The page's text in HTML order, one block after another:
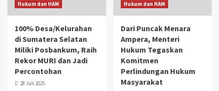
Hukum dan HAM
100% Desa/Kelurahan
di Sumatera Selatan
Miliki Posbankum, Raih
Rekor MURI dan Jadi
Percontohan
28 Juli 2025
Hukum dan HAM
Dari Puncak Menara
Ampera, Menteri
Hukum Tegaskan
Komitmen
Perlindungan Hukum
Masyarakat